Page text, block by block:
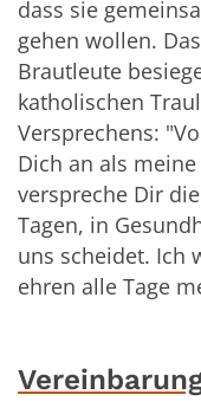
dass sie
gehen wollen.
Brautleute
katholischen
Versprechens:
Dich an als
verspreche Dir
Tagen, in
uns scheidet. Ich
ehren alle Tage